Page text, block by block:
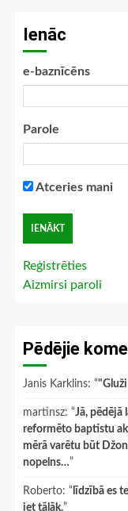
Ienāc
e-baznīcēns
Parole
Atceries mani
Reģistrēties
Aizmirsi paroli
Pēdējie
Janis Karklins: “"Gluži
martinsz: “Jā, pēdējā
reformēto baptistu
mērā varētu būt
nopelns…”
Roberto: “ līdzībā es
iet tālāk.”